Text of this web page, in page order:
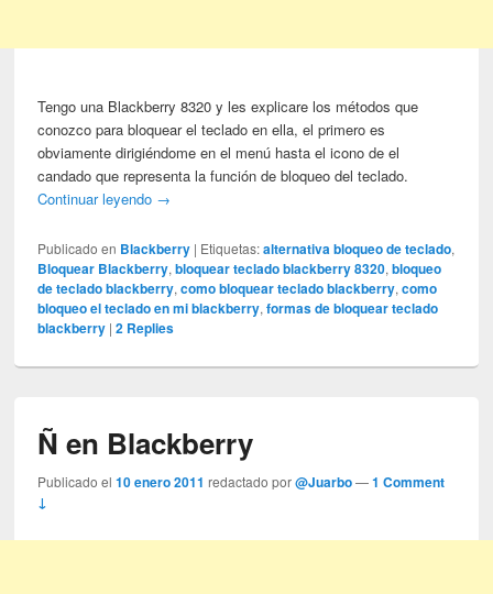
Tengo una Blackberry 8320 y les explicare los métodos que
conozco para bloquear el teclado en ella, el primero es
obviamente dirigiéndome en el menú hasta el icono de el
candado que representa la función de bloqueo del teclado.
Continuar leyendo →
Publicado en Blackberry | Etiquetas: alternativa bloqueo de teclado,
Bloquear Blackberry,bloquear teclado blackberry 8320,bloqueo
de teclado blackberry,como bloquear teclado blackberry,como
bloqueo el teclado en mi blackberry,formas de bloquear teclado
blackberry |2 Replies
Ñ en Blackberry
Publicado el10 enero 2011 redactado por@Juarbo —1 Comment
↓